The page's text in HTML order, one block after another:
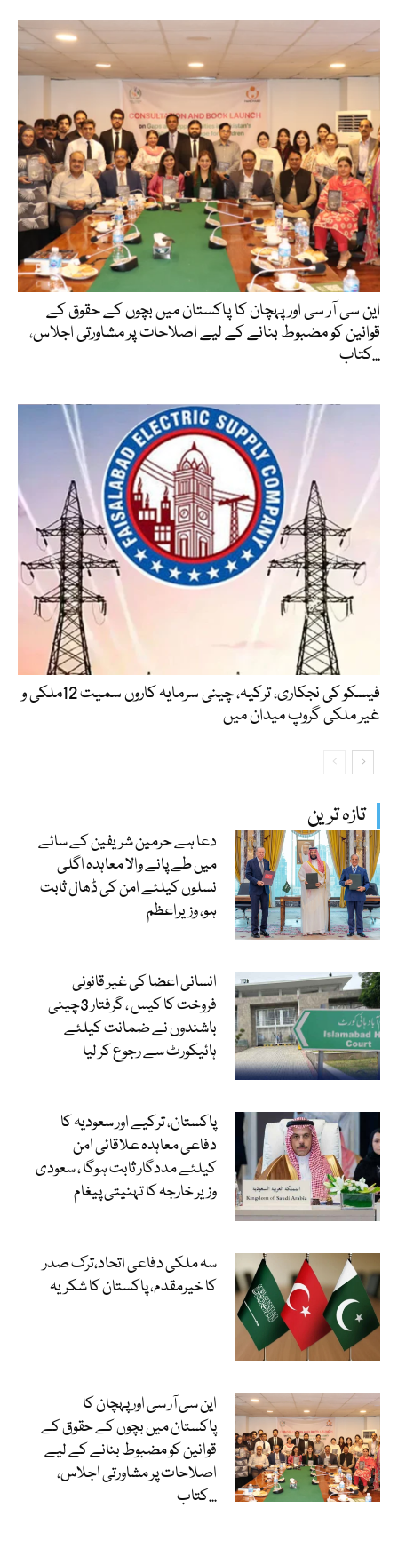
تازہ ترین
دعا ہے حرمین شریفین کے سائے
میں طے پانے والا معاہدہ اگلی
نسلوں کیلئے امن کی ڈھال ثابت
ہو، وزیراعظم
انسانی اعضا کی غیر قانونی
فروخت کا کیس ، گرفتار 3چینی
باشندوں نے ضمانت کیلئے
ہائیکورٹ سے رجوع کر لیا
پاکستان، ترکیے اور سعودیہ کا
دفاعی معاہدہ علاقائی امن
کیلئے مددگار ثابت ہوگا ، سعودی
وزیر خارجہ کا تہنیتی پیغام
سہ ملکی دفاعی اتحاد،ترک صدر
کا خیرمقدم، پاکستان کا شکریہ
این سی آر سی اور پہچان کا
پاکستان میں بچوں کے حقوق کے
قوانین کو مضبوط بنانے کے لیے
اصلاحات پر مشاورتی اجلاس،
کتاب...
این سی آر سی اور پہچان کا پاکستان میں بچوں کے حقوق کے
قوانین کو مضبوط بنانے کے لیے اصلاحات پر مشاورتی اجلاس،
کتاب...
فیسکو کی نجکاری، ترکیہ، چینی سرمایہ کاروں سمیت 12ملکی و
غیر ملکی گروپ میدان میں